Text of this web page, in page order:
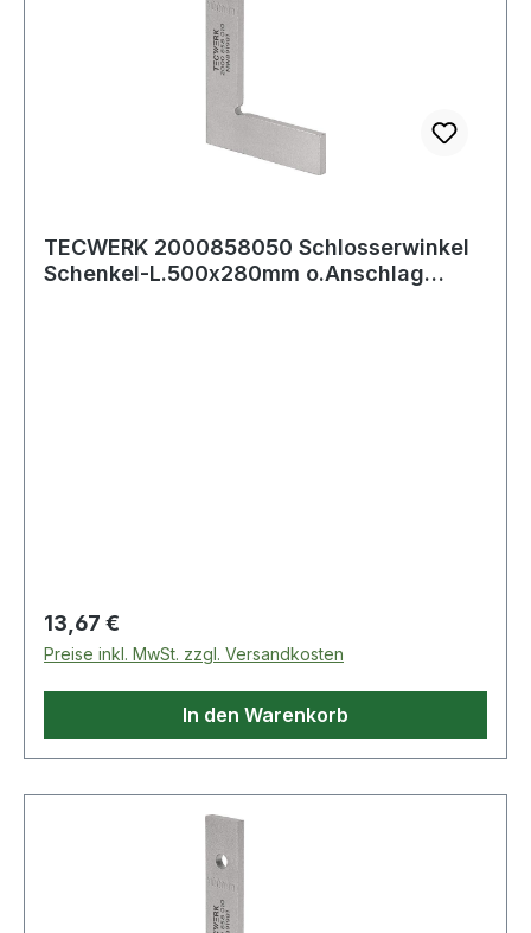
TECWERK 2000858050 Schlosserwinkel
Schenkel-L.500x280mm o.Anschlag
Regulärer Preis:
13,67 €
Preise inkl. MwSt. zzgl. Versandkosten
In den Warenkorb